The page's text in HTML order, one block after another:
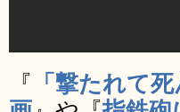
『
「撃たれて